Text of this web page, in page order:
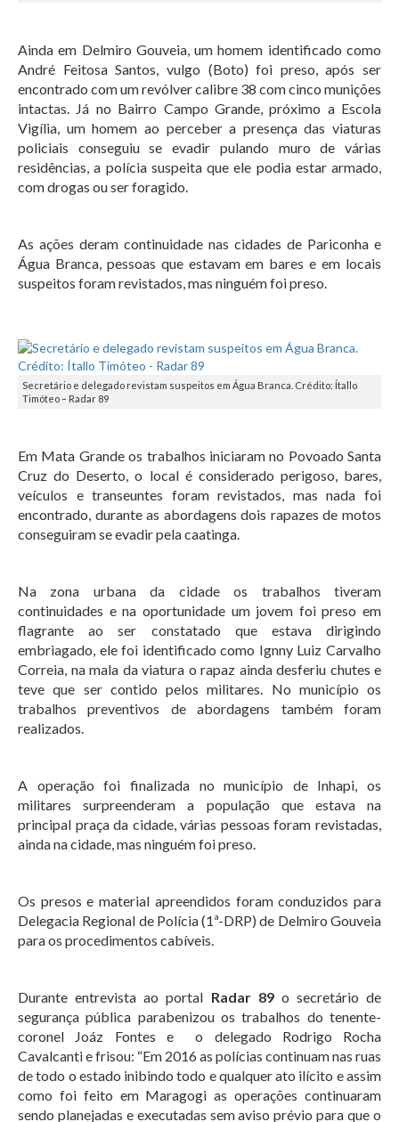
Ainda em Delmiro Gouveia, um homem identificado como
André Feitosa Santos, vulgo (Boto) foi preso, após ser
encontrado com um revólver calibre 38 com cinco munições
intactas. Já no Bairro Campo Grande, próximo a Escola
Vigília, um homem ao perceber a presença das viaturas
policiais conseguiu se evadir pulando muro de várias
residências, a polícia suspeita que ele podia estar armado,
com drogas ou ser foragido.
As ações deram continuidade nas cidades de Pariconha e
Água Branca, pessoas que estavam em bares e em locais
suspeitos foram revistados, mas ninguém foi preso.
Secretário e delegado revistam suspeitos em Água Branca. Crédito: Ítallo
Timóteo – Radar 89
Em Mata Grande os trabalhos iniciaram no Povoado Santa
Cruz do Deserto, o local é considerado perigoso, bares,
veículos e transeuntes foram revistados, mas nada foi
encontrado, durante as abordagens dois rapazes de motos
conseguiram se evadir pela caatinga.
Na zona urbana da cidade os trabalhos tiveram
continuidades e na oportunidade um jovem foi preso em
flagrante ao ser constatado que estava dirigindo
embriagado, ele foi identificado como Ignny Luiz Carvalho
Correia, na mala da viatura o rapaz ainda desferiu chutes e
teve que ser contido pelos militares. No município os
trabalhos preventivos de abordagens também foram
realizados.
A operação foi finalizada no município de Inhapi, os
militares surpreenderam a população que estava na
principal praça da cidade, várias pessoas foram revistadas,
ainda na cidade, mas ninguém foi preso.
Os presos e material apreendidos foram conduzidos para
Delegacia Regional de Polícia (1ª-DRP) de Delmiro Gouveia
para os procedimentos cabíveis.
Durante entrevista ao portal Radar 89o secretário de
segurança pública parabenizou os trabalhos do tenente-
coronel Joáz Fontes e o delegado Rodrigo Rocha
Cavalcanti e frisou: “Em 2016 as polícias continuam nas ruas
de todo o estado inibindo todo e qualquer ato ilícito e assim
como foi feito em Maragogi as operações continuaram
sendo planejadas e executadas sem aviso prévio para que o